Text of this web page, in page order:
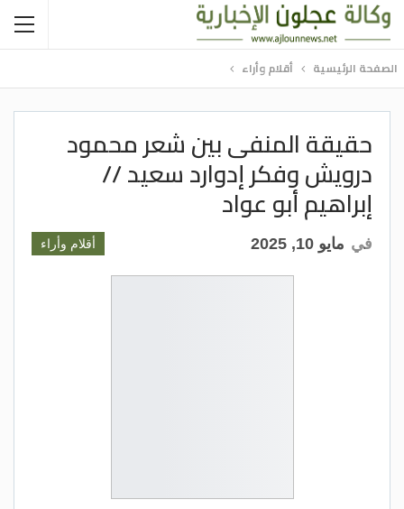
الصفحة الرئيسية أقلام وأراء
حقيقة المنفى بين شعر محمود
درويش وفكر إدوارد سعيد //
إبراهيم أبو عواد
أقلام وأراء في مايو 10, 2025